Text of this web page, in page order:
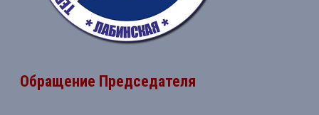
Обращение Председателя